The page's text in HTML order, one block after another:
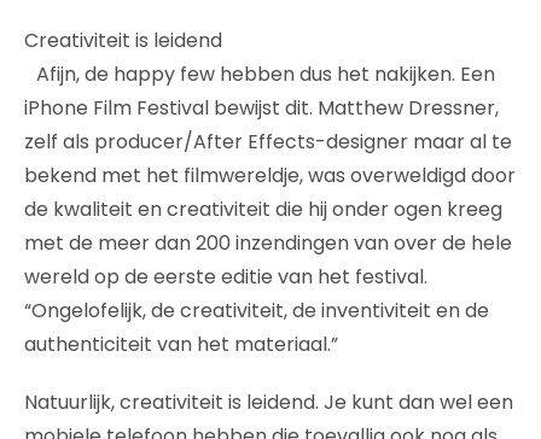
Creativiteit is leidend
Afijn, de happy few hebben dus het nakijken. Een
iPhone Film Festival bewijst dit. Matthew Dressner,
zelf als producer/After Effects-designer maar al te
bekend met het filmwereldje, was overweldigd door
de kwaliteit en creativiteit die hij onder ogen kreeg
met de meer dan 200 inzendingen van over de hele
wereld op de eerste editie van het festival.
“Ongelofelijk, de creativiteit, de inventiviteit en de
authenticiteit van het materiaal.”
Natuurlijk, creativiteit is leidend. Je kunt dan wel een